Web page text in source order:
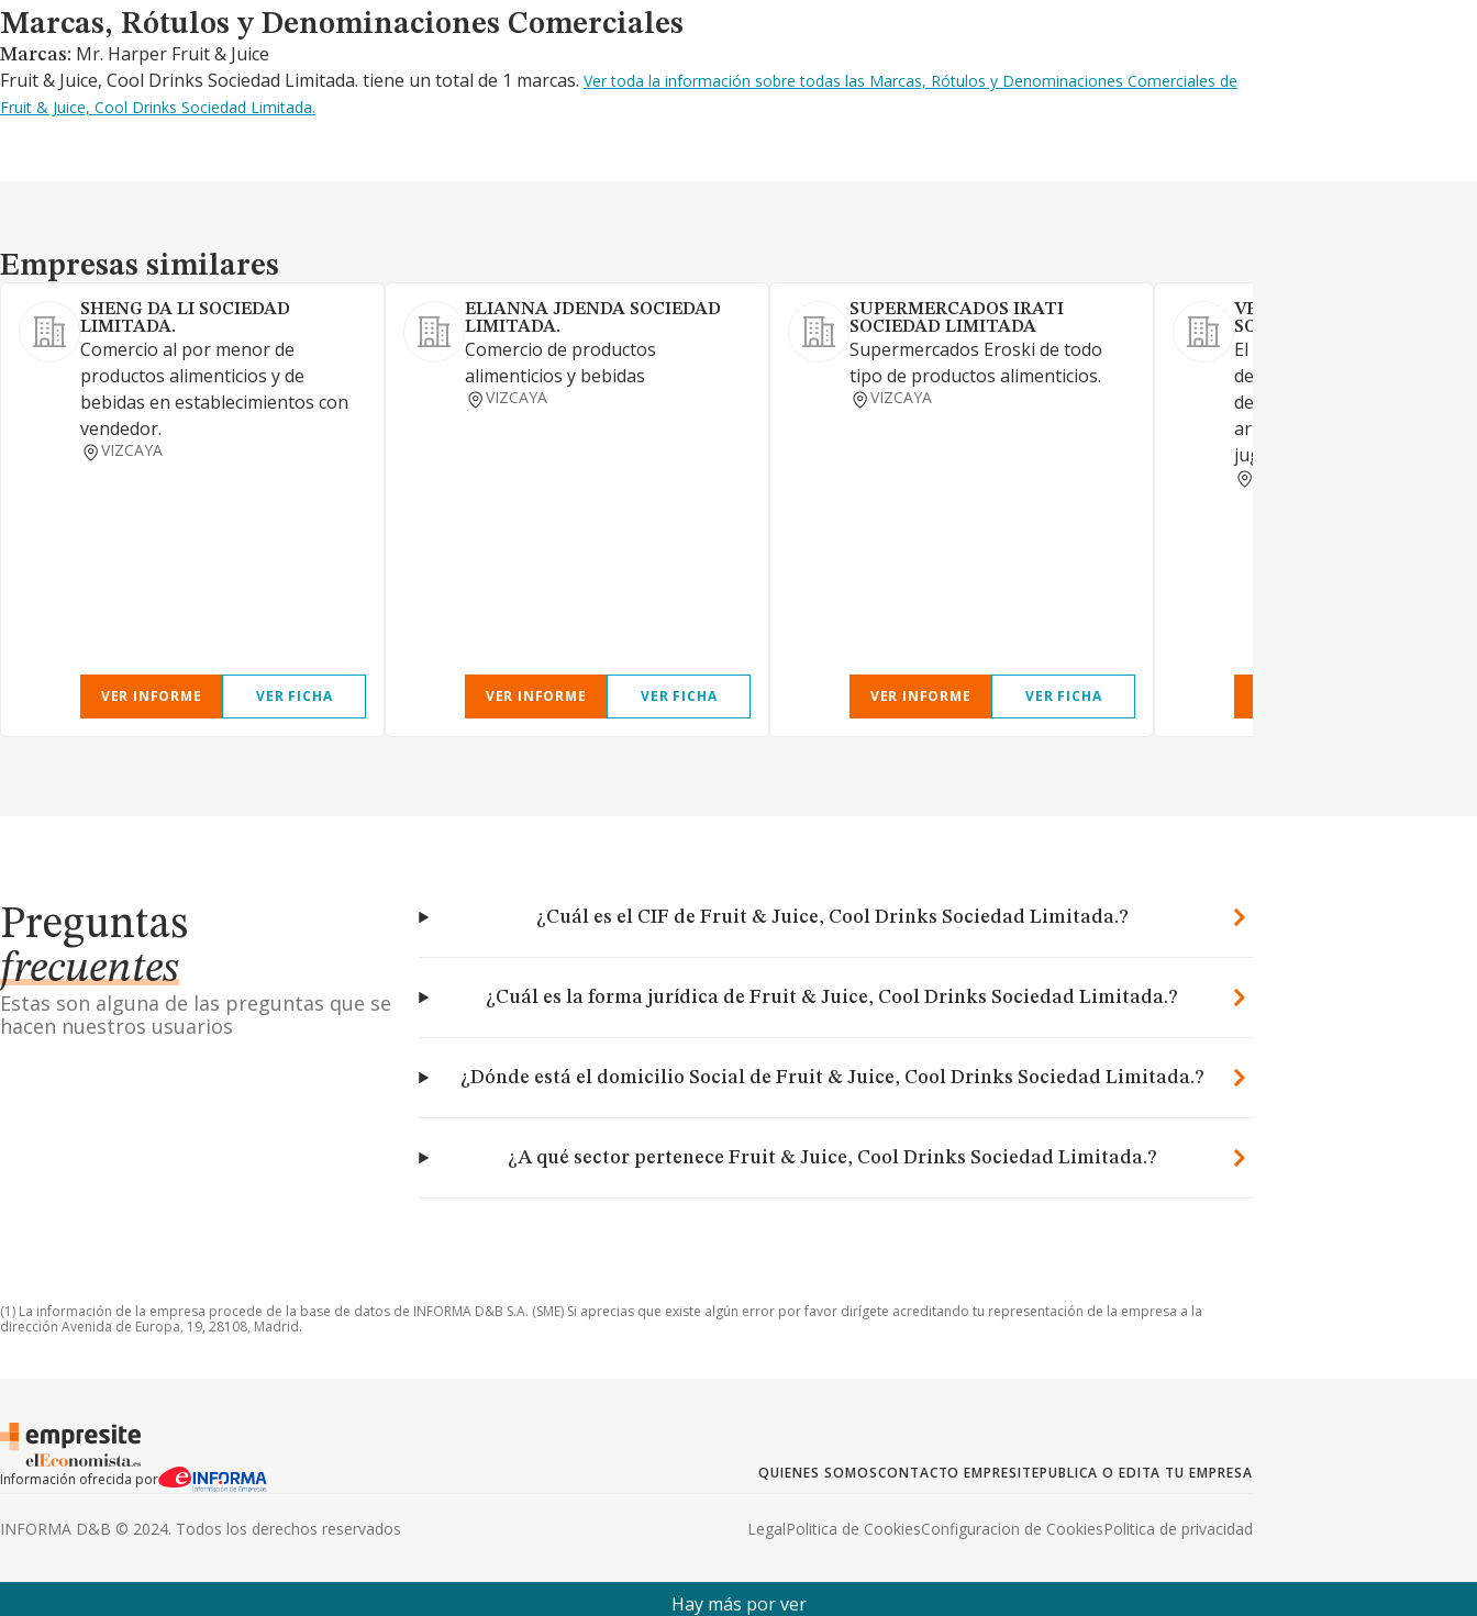
Marcas, Rótulos y Denominaciones Comerciales
Marcas, Rótulos y Denominaciones Comerciales
Marcas: Mr. Harper Fruit & Juice
Fruit & Juice, Cool Drinks Sociedad Limitada. tiene un total de 1 marcas. Ver toda la información sobre todas las Marcas, Rótulos y Denominaciones Comerciales de
Fruit & Juice, Cool Drinks Sociedad Limitada.
Empresas similares
Empresas similares
SHENG DA LI SOCIEDAD
LIMITADA.
Comercio al por menor de
productos alimenticios y de
bebidas en establecimientos con
vendedor.
VIZCAYA
VER INFORME VER FICHA
ELIANNA JDENDA SOCIEDAD
LIMITADA.
Comercio de productos
alimenticios y bebidas
VIZCAYA
VER INFORME VER FICHA
SUPERMERCADOS IRATI
SOCIEDAD LIMITADA
Supermercados Eroski de todo
tipo de productos alimenticios.
VIZCAYA
VER INFORME VER FICHA
VENTUROSOS
SOCIEDAD LIMITADA.
El comercio al por menor o al
detalle de toda clase de
de alimentación, bebidas,
artículos de menaje, limpieza,
juguetes y de regalo
Preguntas
frecuentes
Estas son alguna de las preguntas que se
hacen nuestros usuarios
¿Cuál es el CIF de Fruit & Juice, Cool Drinks Sociedad Limitada.?
¿Cuál es la forma jurídica de Fruit & Juice, Cool Drinks Sociedad Limitada.?
¿Dónde está el domicilio Social de Fruit & Juice, Cool Drinks Sociedad Limitada.?
¿A qué sector pertenece Fruit & Juice, Cool Drinks Sociedad Limitada.?
(1) La información de la empresa procede de la base de datos de INFORMA D&B S.A. (SME) Si aprecias que existe algún error por favor dirígete acreditando tu representación de la empresa a la
dirección Avenida de Europa, 19, 28108, Madrid.
Información ofrecida por QUIENES SOMOSCONTACTO EMPRESITEPUBLICA O EDITA TU EMPRESA
INFORMA D&B © 2024. Todos los derechos reservados LegalPolitica de CookiesConfiguracion de CookiesPolitica de privacidad
Hay más por ver